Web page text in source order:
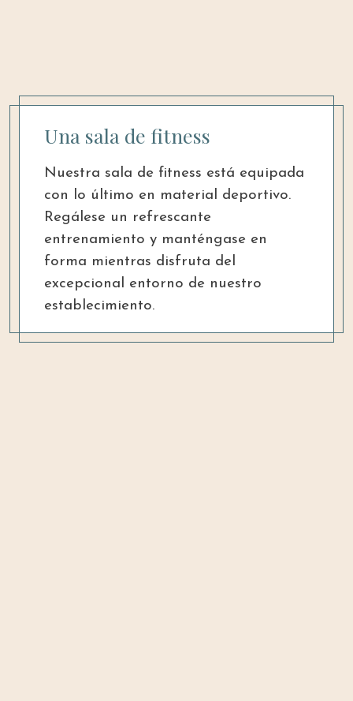
Una sala de fitness
Nuestra sala de fitness está equipada
con lo último en material deportivo.
Regálese un refrescante
entrenamiento y manténgase en
forma mientras disfruta del
excepcional entorno de nuestro
establecimiento.